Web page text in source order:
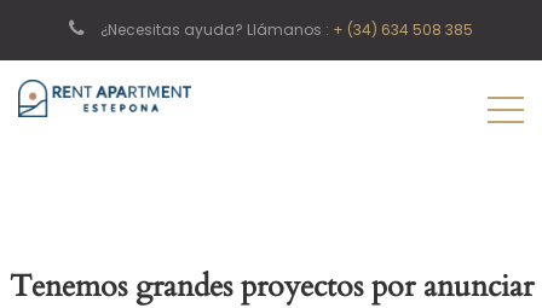
¿Necesitas ayuda? Llámanos : + (34) 634 508 385
Tenemos grandes proyectos por anunciar